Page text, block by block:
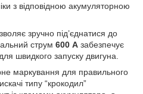
з відповідною акумуляторною
зручно під’єднатися до
струм 600 А забезпечує
швидкого запуску двигуна.
маркування для правильного
типу “крокодил”